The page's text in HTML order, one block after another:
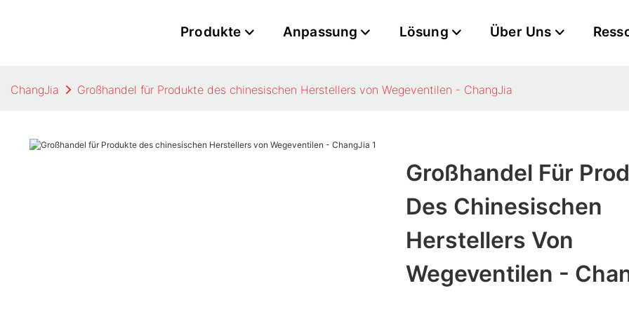
Produkte Anpassung Lösung Über Uns
ChangJia Großhandel für Produkte des chinesischen Herstellers von Wegeventilen - ChangJia
Großhandel Für
Des Chinesischen
Herstellers Von
Wegeventilen -